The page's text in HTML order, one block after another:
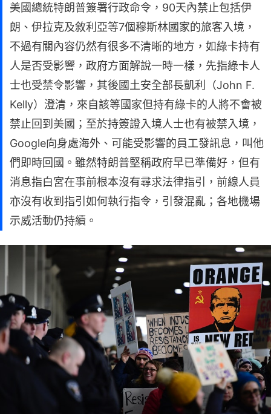
美國總統特朗普簽署行政命令，90天內禁止包括伊
朗、伊拉克及敘利亞等7個穆斯林國家的旅客入境，
不過有關內容仍然有很多不清晰的地方，如綠卡持有
人是否受影響，政府方面解說一時一樣，先指綠卡人
士也受禁令影響，其後國土安全部長凱利（John F.
Kelly）澄清，來自該等國家但持有綠卡的人將不會被
禁止回到美國；至於持簽證入境人士也有被禁入境，
Google向身處海外、可能受影響的員工發訊息，叫他
們即時回國。雖然特朗普堅稱政府早已準備好，但有
消息指白宮在事前根本沒有尋求法律指引，前線人員
亦沒有收到指引如何執行指令，引發混亂；各地機場
示威活動仍持續。